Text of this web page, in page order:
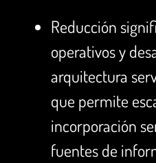
Reducción
operativos y
arquitectura
que permite
incorporación
fuentes de